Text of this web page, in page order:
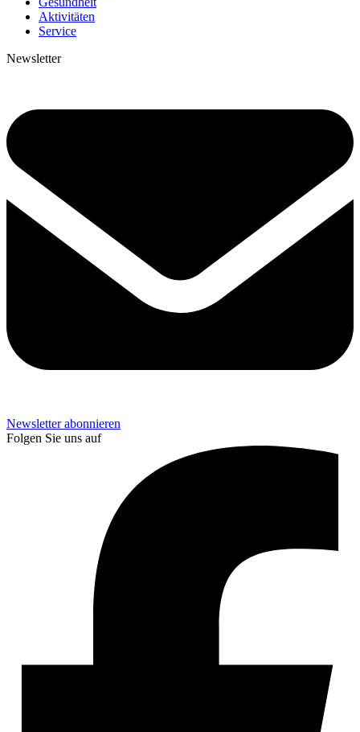
Aktivitäten
Service
Newsletter
Newsletter abonnieren
Folgen Sie uns auf